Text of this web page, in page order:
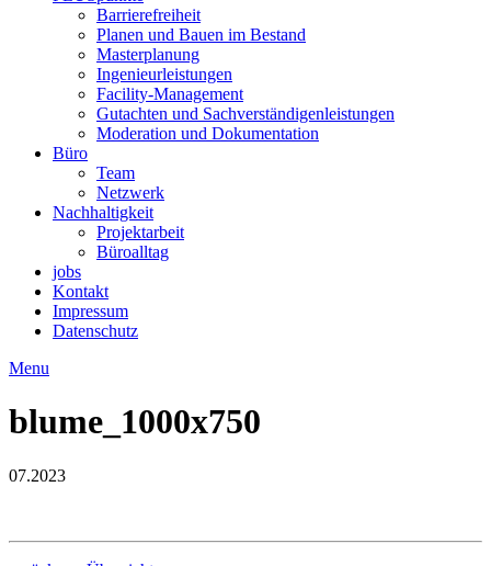
Barrierefreiheit
Planen und Bauen im Bestand
Masterplanung
Ingenieurleistungen
Facility-Management
Gutachten und Sachverständigenleistungen
Moderation und Dokumentation
Büro
Team
Netzwerk
Nachhaltigkeit
Projektarbeit
Büroalltag
jobs
Kontakt
Impressum
Datenschutz
Menu
blume_1000x750
07.2023